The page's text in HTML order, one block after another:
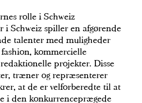
rolle i Schweiz
i Schweiz spiller en afgørende
talenter med muligheder
kommercielle
projekter. Disse
træner og repræsenterer
at de er velforberedte til at
i den konkurrenceprægede